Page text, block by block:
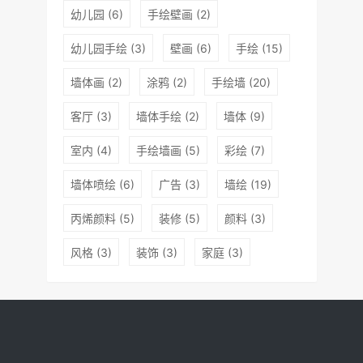
幼儿园 (6) 手绘壁画 (2)
幼儿园手绘 (3) 壁画 (6) 手绘 (15)
墙体画 (2) 涂鸦(2) 手绘墙(20)
客厅(3) 墙体手绘 (2) 墙体(9)
室内 (4) 手绘墙画 (5) 彩绘 (7)
墙体喷绘 (6) 广告(3) 墙绘 (19)
丙烯颜料(5) 装修(5) 颜料(3)
风格(3) 装饰(3) 家庭(3)